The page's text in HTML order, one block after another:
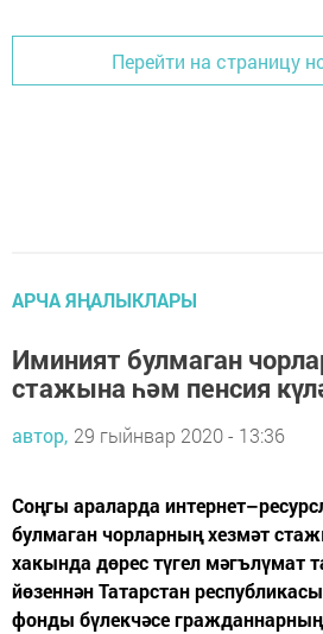
Перейти на страницу
АРЧА ЯҢАЛЫКЛАРЫ
Иминият булмаган
стажына һәм пенсия
автор, 29 гыйнвар 2020 - 13:36
Соңгы араларда
булмаган чорларның хезмәт
хакында дөрес түгел мәгълүмат
йөзеннән Татарстан
фонды бүлекчәсе